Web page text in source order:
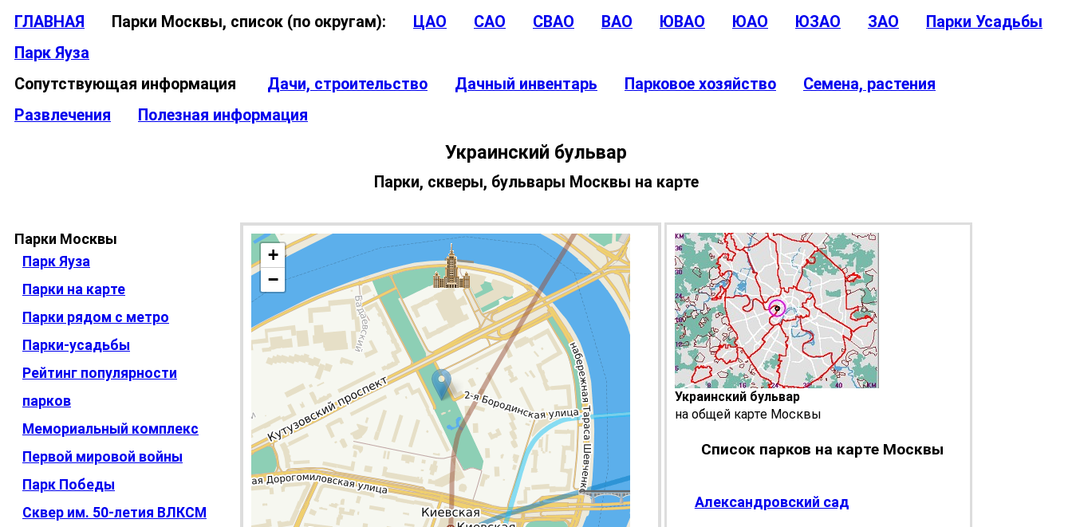
ГЛАВНАЯ Парки Москвы, список (по округам): ЦАО САО СВАО ВАО ЮВАО ЮАО ЮЗАО ЗАО
Парки Усадьбы
Парк Яуза
Сопутствующая информация
Дачи, строительство Дачный инвентарь Парковое хозяйство
Семена, растения
Развлечения
Полезная информация
Украинский бульвар
Парки, скверы, бульвары Москвы на карте
Парки Москвы
Парк Яуза
Парки на карте
Парки рядом с метро
Парки-усадьбы
Рейтинг популярности
парков
Мемориальный комплекс
Первой мировой войны
Парк Победы
Сквер им. 50-летия ВЛКСМ
+
−
Украинский бульвар
на общей карте Москвы
Список парков на карте Москвы
Александровский сад